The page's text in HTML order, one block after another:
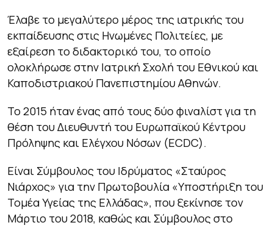
Έλαβε το μεγαλύτερο µέρος της ιατρικής του
εκπαίδευσης στις Ηνωµένες Πολιτείες, µε
εξαίρεση το διδακτορικό του, το οποίο
ολοκλήρωσε στην Ιατρική Σχολή του Εθνικού και
Καποδιστριακού Πανεπιστημίου Αθηνών.
Το 2015 ήταν ένας από τους δύο φιναλίστ για τη
θέση του Διευθυντή του Ευρωπαϊκού Κέντρου
Πρόληψης και Ελέγχου Νόσων (ECDC).
Είναι Σύμβουλος του Ιδρύματος «Σταύρος
Νιάρχος» για την Πρωτοβουλία «Υποστήριξη του
Τομέα Υγείας της Ελλάδας», που ξεκίνησε τον
Μάρτιο του 2018, καθώς και Σύμβουλος στο